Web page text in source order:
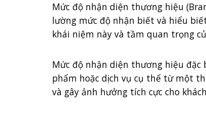
Mức độ nhận diện thương hiệu
lường mức độ nhận biết và hiểu
khái niệm này và tầm quan trọng
Mức độ nhận diện thương hiệu
phẩm hoặc dịch vụ cụ thể từ một
và gây ảnh hưởng tích cực cho